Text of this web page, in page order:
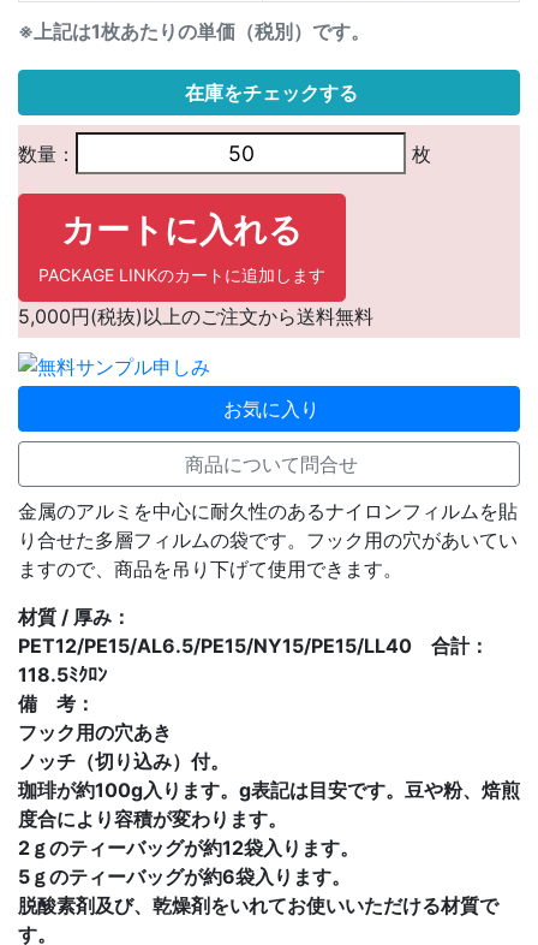
※上記は1枚あたりの単価（税別）です。
在庫をチェックする
数量： 枚
カートに入れる
PACKAGE LINKのカートに追加します
5,000円(税抜)以上のご注文から送料無料
お気に入り
商品について問合せ
金属のアルミを中心に耐久性のあるナイロンフィルムを貼
り合せた多層フィルムの袋です。フック用の穴があいてい
ますので、商品を吊り下げて使用できます。
材質 / 厚み：
PET12/PE15/AL6.5/PE15/NY15/PE15/LL40 合計：
118.5ﾐｸﾛﾝ
備 考：
フック用の穴あき
ノッチ（切り込み）付。
珈琲が約100g入ります。g表記は目安です。豆や粉、焙煎
度合により容積が変わります。
2ｇのティーバッグが約12袋入ります。
5ｇのティーバッグが約6袋入ります。
脱酸素剤及び、乾燥剤をいれてお使いいただける材質で
す。